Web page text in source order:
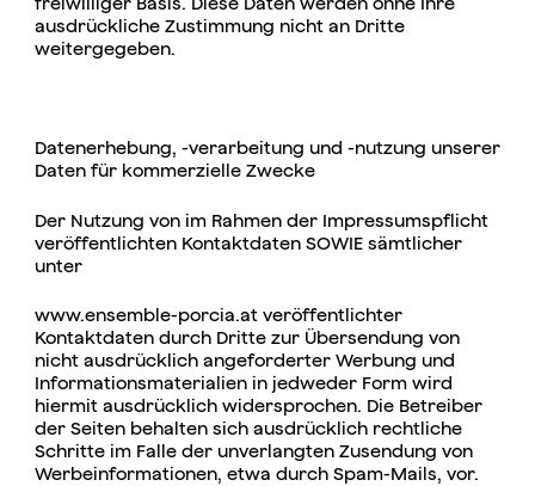
ausdrückliche Zustimmung nicht an Dritte
weitergegeben.
Datenerhebung, -verarbeitung und -nutzung unserer
Daten für kommerzielle Zwecke
Der Nutzung von im Rahmen der Impressumspflicht
veröffentlichten Kontaktdaten SOWIE sämtlicher
unter
www.ensemble-porcia.at veröffentlichter
Kontaktdaten durch Dritte zur Übersendung von
nicht ausdrücklich angeforderter Werbung und
Informationsmaterialien in jedweder Form wird
hiermit ausdrücklich widersprochen. Die Betreiber
der Seiten behalten sich ausdrücklich rechtliche
Schritte im Falle der unverlangten Zusendung von
Werbeinformationen, etwa durch Spam-Mails, vor.